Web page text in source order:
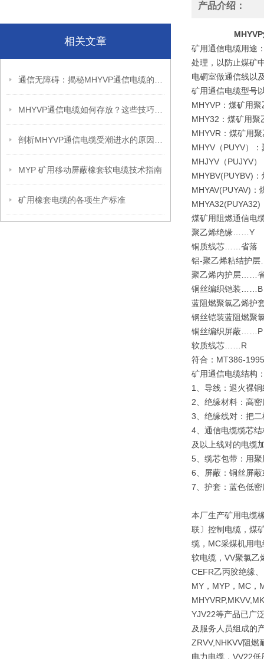
相关文章
MYP 矿用移动屏蔽橡套软电缆技术指南
矿用橡套电缆的各项生产标准
产品介绍：
矿用通信电缆用途
处理，以防止煤矿
电硐室做通信线以
矿用通信电缆型号
MHYVP：煤矿用
MHY32：煤矿用聚
MHYVR：煤矿用
MHYV（PUYV）
MHJYV（PUJYV
MHYBV(PUYBV)
MHYAV(PUYAV)
煤矿用阻燃通信
聚乙烯绝缘
铜质线芯……省
铝-聚乙烯粘结
聚乙烯内护层……
铜丝编织铠装
蓝阻燃聚氯乙烯
钢丝铠装蓝阻燃
铜丝编织屏蔽
软质线芯……R
符合：MT386-
矿用通信电缆结构
1、导线：退火裸
2、绝缘材料：高
3、绝缘线对：把
4、通信电缆缆芯
及以上线对的电
5、缆芯包带：
6、屏蔽：铜丝屏
7、护套：蓝色低
本厂生产矿用电缆
联〕控制电缆，煤
缆，MC采煤机用
软电缆，VV聚氯乙
CEFR乙丙胶绝缘
MY，MYP，MC，
YJV22等产品已广
及服务人员组成的
ZRVV,NHKVV阻燃
电力电缆，VV22